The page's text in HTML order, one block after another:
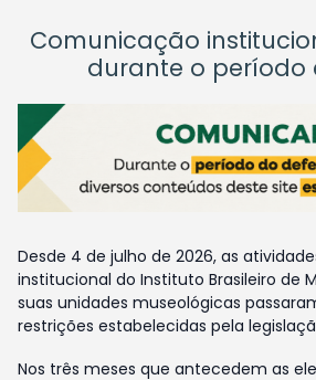
Comunicação
durante o período
Desde 4 de julho de 2026, as
institucional do Instituto Brasileiro de
suas unidades museológicas
restrições estabelecidas pela
Nos três meses que antecedem as